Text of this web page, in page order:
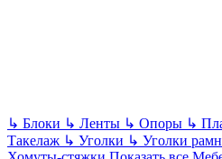
↳ Блоки ↳ Ленты ↳ Опоры ↳
Такелаж ↳ Уголки ↳ Уголки